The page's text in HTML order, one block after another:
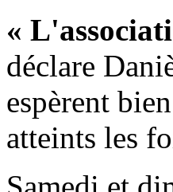
«
déclare
espèrent
atteints les